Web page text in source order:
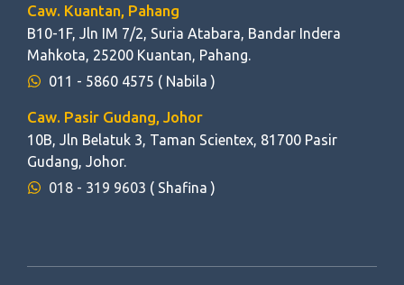
Caw. Kuantan, Pahang
B10-1F, Jln IM 7/2, Suria Atabara, Bandar Indera
Mahkota, 25200 Kuantan, Pahang.
011 - 5860 4575 ( Nabila )
Caw. Pasir Gudang, Johor
10B, Jln Belatuk 3, Taman Scientex, 81700 Pasir
Gudang, Johor.
018 - 319 9603 ( Shafina )